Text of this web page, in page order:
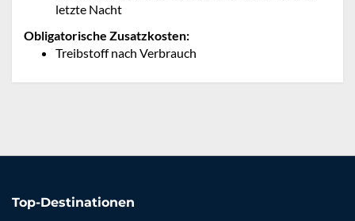
letzte Nacht
Obligatorische Zusatzkosten:
Treibstoff nach Verbrauch
Top-Destinationen